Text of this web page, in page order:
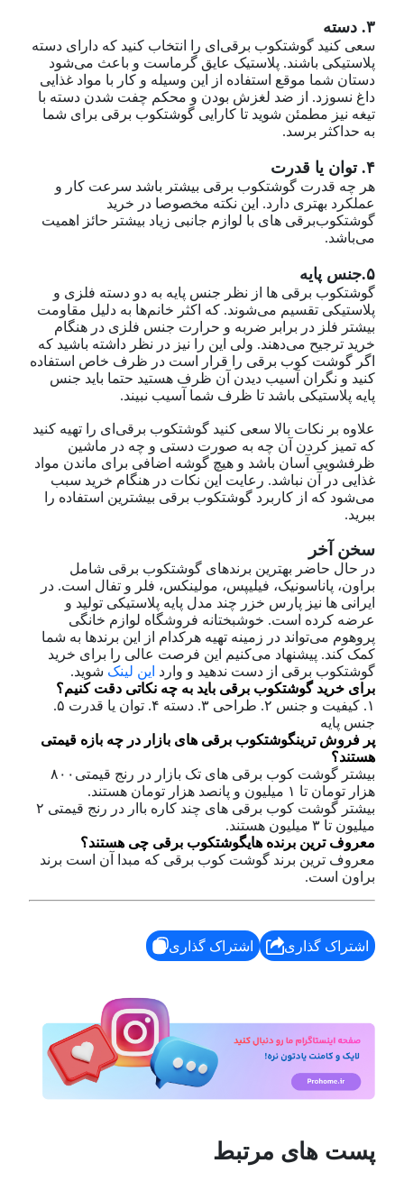
۳. دسته
سعی کنید گوشتکوب برقی‌ای را انتخاب کنید که دارای دسته
پلاستیکی باشند. پلاستیک عایق گرماست و باعث می‌شود
دستان شما موقع استفاده از این وسیله و کار با مواد غذایی
داغ نسوزد. از ضد لغزش بودن و محکم چفت شدن دسته با
تیغه نیز مطمئن شوید تا کارایی گوشتکوب برقی برای شما
به حداکثر برسد.
۴. توان یا قدرت
هر چه قدرت گوشتکوب برقی بیشتر باشد سرعت کار و
عملکرد بهتری دارد. این نکته مخصوصا در خرید
گوشتکوب‌برقی های با لوازم جانبی زیاد بیشتر حائز اهمیت
می‌باشد.
۵.جنس پایه
گوشتکوب برقی ها از نظر جنس پایه به دو دسته فلزی و
پلاستیکی تقسیم می‌شوند. که اکثر خانم‌ها به دلیل مقاومت
بیشتر فلز در برابر ضربه و حرارت جنس فلزی در هنگام
خرید ترجیح می‌دهند. ولی این را نیز در نظر داشته باشید که
اگر گوشت کوب برقی را قرار است در ظرف خاص استفاده
کنید و نگران آسیب دیدن آن ظرف هستید حتما باید جنس
پایه پلاستیکی باشد تا ظرف شما آسیب نبیند.
علاوه بر نکات بالا سعی کنید گوشتکوب برقی‌ای را تهیه کنید
که تمیز کردن آن چه به صورت دستی و چه در ماشین
ظرفشویی آسان باشد و هیچ گوشه اضافی برای ماندن مواد
غذایی در آن نباشد. رعایت این نکات در هنگام خرید سبب
می‌شود که از کاربرد گوشتکوب برقی بیشترین استفاده را
ببرید.
سخن آخر
در حال حاضر بهترین برندهای گوشتکوب برقی شامل
براون، پاناسونیک، فیلیپس، مولینکس، فلر و تفال است. در
ایرانی ها نیز پارس خزر چند مدل پایه پلاستیکی تولید و
عرضه کرده است. خوشبختانه فروشگاه لوازم خانگی
پروهوم می‌تواند در زمینه تهیه هرکدام از این برندها به شما
کمک کند. پیشنهاد می‌کنیم این فرصت عالی را برای خرید
گوشتکوب برقی از دست ندهید و وارد این لینک شوید.
برای خرید گوشتکوب برقی باید به چه نکاتی دقت کنیم؟
۱. کیفیت و جنس ۲. طراحی ۳. دسته ۴. توان یا قدرت ۵.
جنس پایه
پر فروش ترینگوشتکوب برقی های بازار در چه بازه قیمتی
هستند؟
بیشتر گوشت کوب برقی های تک بازار در رنج قیمتی۸۰۰
هزار تومان تا ۱ میلیون و پانصد هزار تومان هستند.
بیشتر گوشت کوب برقی های چند کاره باار در رنج قیمتی ۲
میلیون تا ۳ میلیون هستند.
معروف ترین برنده هایگوشتکوب برقی چی هستند؟
معروف ترین برند گوشت کوب برقی که مبدا آن است برند
براون است.
اشتراک گذاری اشتراک گذاری
پست های مرتبط